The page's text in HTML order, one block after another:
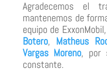
Agradecemos el
mantenemos de
equipo de
Botero, Matheus
Vargas Moreno, por
constante.